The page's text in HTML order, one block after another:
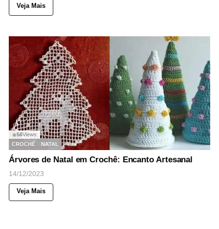
Veja Mais
◉56Views
CROCHÊ
NATAL
Árvores de Natal em Crochê: Encanto Artesanal
14/12/2023
Veja Mais